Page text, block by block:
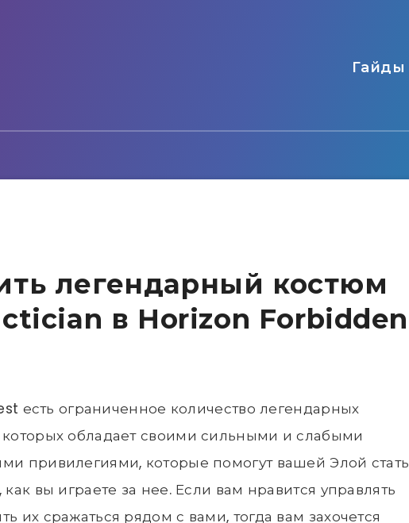
Гайды
легендарный костюм
в Horizon Forbidden
есть ограниченное количество легендарных
обладает своими сильными и слабыми
привилегиями, которые помогут вашей Элой стать
вы играете за нее. Если вам нравится управлять
их сражаться рядом с вами, тогда вам захочется